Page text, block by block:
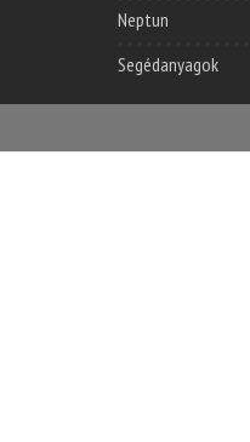
Neptun
Segédanyagok